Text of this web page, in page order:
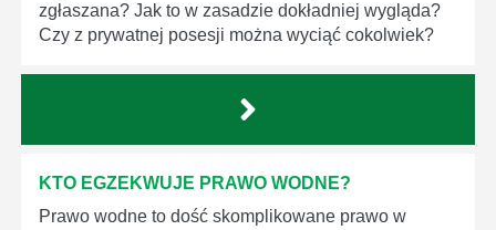
zgłaszana? Jak to w zasadzie dokładniej wygląda?
Czy z prywatnej posesji można wyciąć cokolwiek?
KTO EGZEKWUJE PRAWO WODNE?
Prawo wodne to dość skomplikowane prawo w